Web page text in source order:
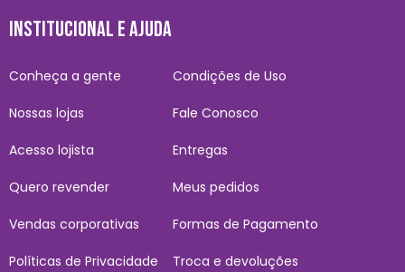
INSTITUCIONAL E AJUDA
Conheça a gente
Nossas lojas
Acesso lojista
Quero revender
Vendas corporativas
Políticas de Privacidade
Condições de Uso
Fale Conosco
Entregas
Meus pedidos
Formas de Pagamento
Troca e devoluções